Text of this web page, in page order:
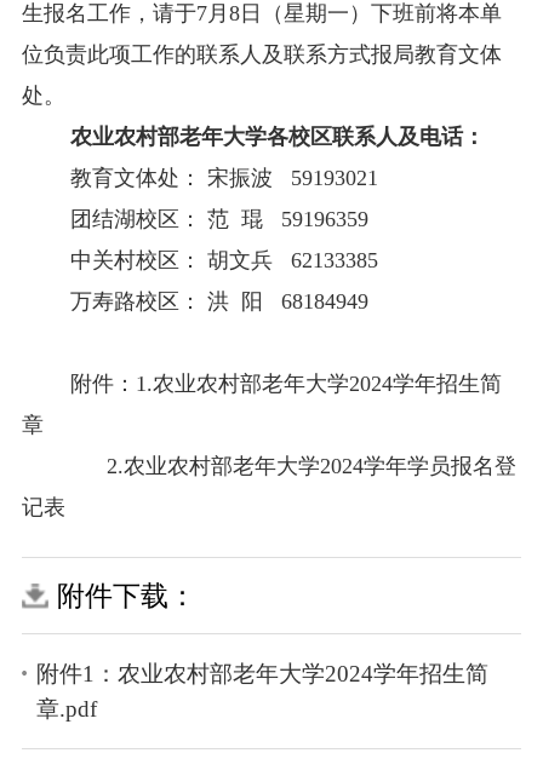
生报名工作，请于7月 8日 （星期一 ） 下班前将本单
位负责此项工作的联系人及联系方式报局教育文体
处。
农业农村部老年大学各校区联系人及电话：
教育文体处：
宋振波
59193021
团结湖校区：
范 琨
59196359
中关村校区：
胡文兵
62133385
万寿路校区：
洪 阳 68184949
附件： 1.农业农村部老年大学2024学年招生简
章
2.农业农村部老年大学2024学年学员报名登
记表
附件下载：
附件1：农业农村部老年大学2024学年招生简
章.pdf